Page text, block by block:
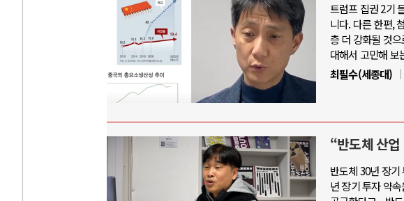
트럼프 집권 2기
니다. 다른 한편,
층 더 강화될 것
대해서 고민해 보
최필수(세종대)
“반도체 산
반도체 30년 장
년 장기 투자 약